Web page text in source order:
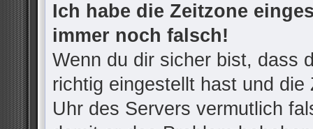
Ich habe die Zeitzone
immer noch falsch!
Wenn du dir sicher bist, dass
richtig eingestellt hast und
Uhr des Servers vermutlich